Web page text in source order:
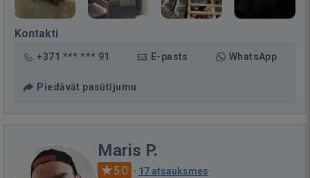
Kontakti
+371 *** *** 91 E-pasts WhatsApp
Piedāvāt pasūtījumu
Maris P.
5.0 · 17 atsauksmes